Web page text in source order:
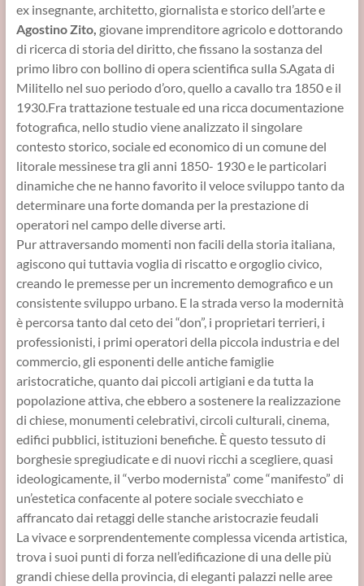
ex insegnante, architetto, giornalista e storico dell’arte e
Agostino Zito, giovane imprenditore agricolo e dottorando
di ricerca di storia del diritto, che fissano la sostanza del
primo libro con bollino di opera scientifica sulla S.Agata di
Militello nel suo periodo d’oro, quello a cavallo tra 1850 e il
1930.Fra trattazione testuale ed una ricca documentazione
fotografica, nello studio viene analizzato il singolare
contesto storico, sociale ed economico di un comune del
litorale messinese tra gli anni 1850- 1930 e le particolari
dinamiche che ne hanno favorito il veloce sviluppo tanto da
determinare una forte domanda per la prestazione di
operatori nel campo delle diverse arti.
Pur attraversando momenti non facili della storia italiana,
agiscono qui tuttavia voglia di riscatto e orgoglio civico,
creando le premesse per un incremento demografico e un
consistente sviluppo urbano. E la strada verso la modernità
è percorsa tanto dal ceto dei “don”, i proprietari terrieri, i
professionisti, i primi operatori della piccola industria e del
commercio, gli esponenti delle antiche famiglie
aristocratiche, quanto dai piccoli artigiani e da tutta la
popolazione attiva, che ebbero a sostenere la realizzazione
di chiese, monumenti celebrativi, circoli culturali, cinema,
edifici pubblici, istituzioni benefiche. È questo tessuto di
borghesie spregiudicate e di nuovi ricchi a scegliere, quasi
ideologicamente, il “verbo modernista” come “manifesto” di
un’estetica confacente al potere sociale svecchiato e
affrancato dai retaggi delle stanche aristocrazie feudali
La vivace e sorprendentemente complessa vicenda artistica,
trova i suoi punti di forza nell’edificazione di una delle più
grandi chiese della provincia, di eleganti palazzi nelle aree